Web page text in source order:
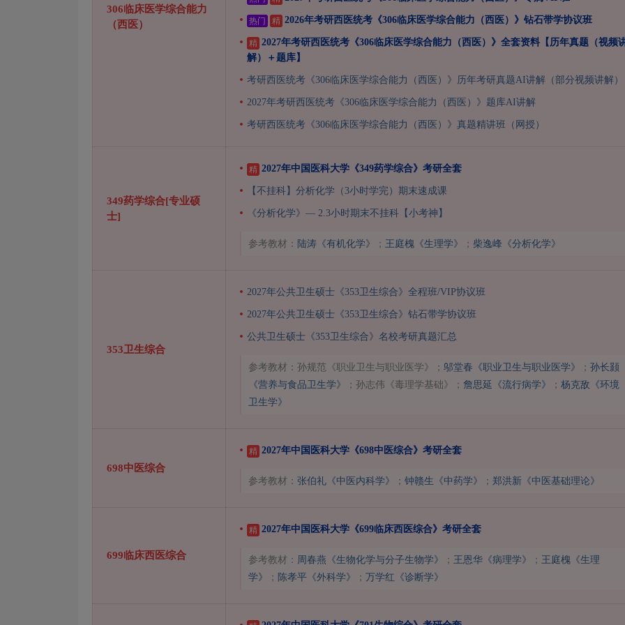
306临床医学综合能力
（西医）
热门 精 2026年考研西医统考《306临床医学综合能力（西医）》钻石带学协议班
精 2027年考研西医统考《306临床医学综合能力（西医）》全套资料【历年真题（视频
解）＋题库】
考研西医统考《306临床医学综合能力（西医）》历年考研真题AI讲解（部分视频讲解）
2027年考研西医统考《306临床医学综合能力（西医）》题库AI讲解
考研西医统考《306临床医学综合能力（西医）》真题精讲班（网授）
349药学综合[专业硕
士]
精 2027年中国医科大学《349药学综合》考研全套
【不挂科】分析化学（3小时学完）期末速成课
《分析化学》— 2.3小时期末不挂科【小考神】
参考教材： 陆涛《有机化学》 ； 王庭槐《生理学》 ； 柴逸峰《分析化学》
353卫生综合
2027年公共卫生硕士《353卫生综合》全程班/VIP协议班
2027年公共卫生硕士《353卫生综合》钻石带学协议班
公共卫生硕士《353卫生综合》名校考研真题汇总
参考教材：孙规范《职业卫生与职业医学》； 邬堂春《职业卫生与职业医学》 ； 孙长颢
《营养与食品卫生学》
；孙志伟《毒理学基础》； 詹思延《流行病学》 ； 杨克敌《环境
卫生学》
698中医综合
精 2027年中国医科大学《698中医综合》考研全套
参考教材： 张伯礼《中医内科学》 ； 钟赣生《中药学》 ； 郑洪新《中医基础理论》
699临床西医综合
精 2027年中国医科大学《699临床西医综合》考研全套
参考教材： 周春燕《生物化学与分子生物学》 ； 王恩华《病理学》 ； 王庭槐《生理
学》
； 陈孝平《外科学》 ； 万学红《诊断学》